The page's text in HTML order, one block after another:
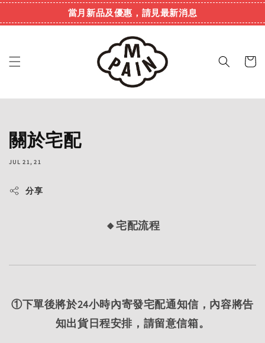
當月新品及優惠，請見最新消息
關於宅配
JUL 21, 21
分享
🔸宅配流程
①下單後將於24小時內寄發宅配通知信，內容將告
知出貨日程安排，請留意信箱。